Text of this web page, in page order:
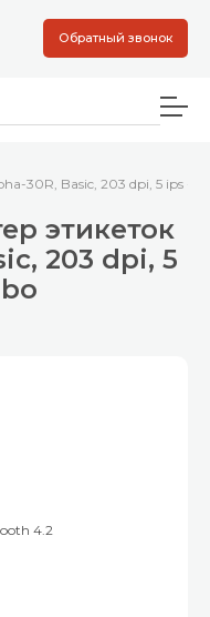
Обратный звонок
30R, Basic, 203 dpi, 5 ips +
этикеток
203 dpi, 5
4.2